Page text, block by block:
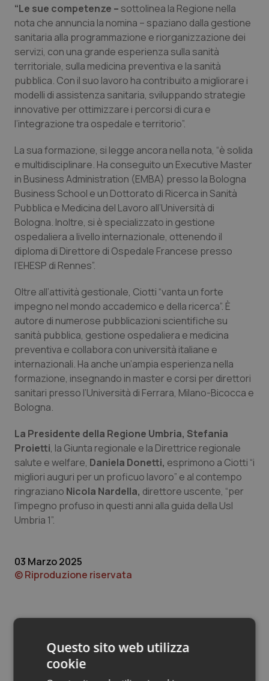
Lazio
Liguria
Lombardia
Marche
Molise
Piemonte
Provincia Autonoma di Bolzano
Provincia Autonoma di Trento
Puglia
Sardegna
Sicilia
Toscana
Umbria
Valle D’Aosta
Veneto
Diabete & glucometri
Disturbi dell’umore
Dolore
Donna & Salute
Epatiti
HIV
Infezioni & Febbre
Ipertensione & Scompenso
Malattie rare
Malattia di Crohn & Rettocolite Ulcerosa
Neuroscienze & patologie neurodegenerative
Obesità
Oftalmologia
Oncodermatologia
Oncoematologia
Oncologia & Nutrizione
Psoriasi & pelle
Quotidiano Chirurgia
Rene & patologie urogenitali
“Le sue competenze – sottolinea la Regione nella
nota che annuncia la nomina – spaziano dalla gestione
sanitaria alla programmazione e riorganizzazione dei
servizi, con una grande esperienza sulla sanità
territoriale, sulla medicina preventiva e la sanità
pubblica. Con il suo lavoro ha contribuito a migliorare i
modelli di assistenza sanitaria, sviluppando strategie
innovative per ottimizzare i percorsi di cura e
l’integrazione tra ospedale e territorio”.
La sua formazione, si legge ancora nella nota, “è solida
e multidisciplinare. Ha conseguito un Executive Master
in Business Administration (EMBA) presso la Bologna
Business School e un Dottorato di Ricerca in Sanità
Pubblica e Medicina del Lavoro all’Università di
Bologna. Inoltre, si è specializzato in gestione
ospedaliera a livello internazionale, ottenendo il
diploma di Direttore di Ospedale Francese presso
l’EHESP di Rennes”.
Oltre all’attività gestionale, Ciotti “vanta un forte
impegno nel mondo accademico e della ricerca”. È
autore di numerose pubblicazioni scientifiche su
sanità pubblica, gestione ospedaliera e medicina
preventiva e collabora con università italiane e
internazionali. Ha anche un’ampia esperienza nella
formazione, insegnando in master e corsi per direttori
sanitari presso l’Università di Ferrara, Milano-Bicocca e
Bologna.
La Presidente della Regione Umbria, Stefania
Proietti, la Giunta regionale e la Direttrice regionale
salute e welfare, Daniela Donetti, esprimono a Ciotti “i
migliori auguri per un proficuo lavoro” e al contempo
ringraziano Nicola Nardella, direttore uscente, “per
l’impegno profuso in questi anni alla guida della Usl
Umbria 1”.
03 Marzo 2025
© Riproduzione riservata
Potrebbe interessarti in
Questo sito web utilizza
cookie